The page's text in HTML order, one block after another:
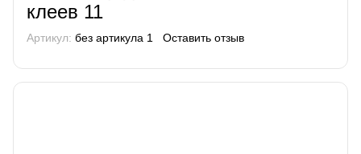
клеев 11
Артикул: без артикула 1 Оставить отзыв